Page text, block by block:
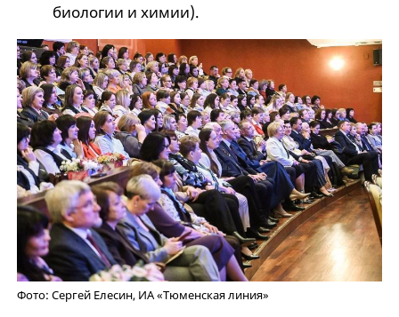
биологии и химии).
Фото: Сергей Елесин, ИА «Тюменская линия»